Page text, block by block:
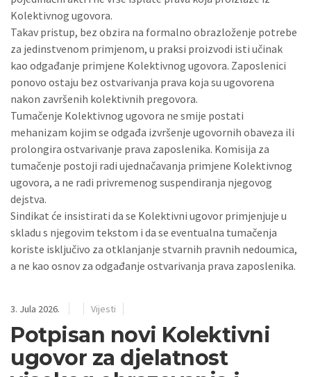
Kolektivnog ugovora.
Takav pristup, bez obzira na formalno obrazloženje potrebe
za jedinstvenom primjenom, u praksi proizvodi isti učinak
kao odgađanje primjene Kolektivnog ugovora. Zaposlenici
ponovo ostaju bez ostvarivanja prava koja su ugovorena
nakon završenih kolektivnih pregovora.
Tumačenje Kolektivnog ugovora ne smije postati
mehanizam kojim se odgađa izvršenje ugovornih obaveza ili
prolongira ostvarivanje prava zaposlenika. Komisija za
tumačenje postoji radi ujednačavanja primjene Kolektivnog
ugovora, a ne radi privremenog suspendiranja njegovog
dejstva.
Sindikat će insistirati da se Kolektivni ugovor primjenjuje u
skladu s njegovim tekstom i da se eventualna tumačenja
koriste isključivo za otklanjanje stvarnih pravnih nedoumica,
a ne kao osnov za odgađanje ostvarivanja prava zaposlenika.
3. Jula 2026. Vijesti
Potpisan novi Kolektivni
ugovor za djelatnost